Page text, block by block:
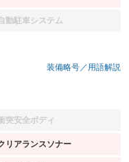
動駐車システム
装備なし
装備略号／用語解説
突安全ボディ
装備なし
リアランスソナー
装備あり